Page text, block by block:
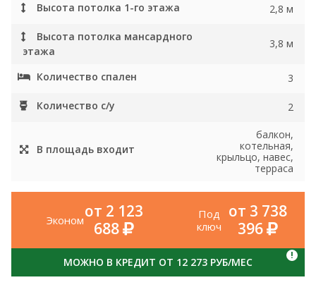
Высота потолка 1-го этажа 2,8 м
Высота потолка мансардного
этажа
3,8 м
Количество спален 3
Количество с/у 2
В площадь входит
балкон,
котельная,
крыльцо, навес,
терраса
Экономот 2 123
688
Под
ключ
от 3 738
396
МОЖНО В КРЕДИТ ОТ 12 273 РУБ/МЕС
!